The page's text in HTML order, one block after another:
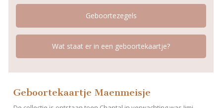
Geboortezegels
Wat staat er in een geboortekaartje?
Geboortekaartje Maenmeisje